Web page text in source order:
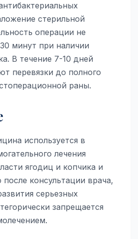
стерильной
операции не
минут при наличии
В течение 7-10 дней
перевязки до полного
раны.
используется в
лечения
ягодиц и копчика и
консультации врача,
серьезных
запрещается